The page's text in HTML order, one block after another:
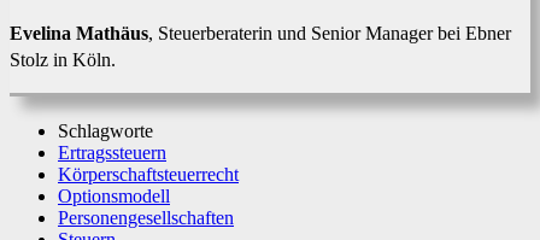
Evelina Mathäus, Steuerberaterin und Senior Manager bei Ebner
Stolz in Köln.
Schlagworte
Ertragssteuern
Körperschaftsteuerrecht
Optionsmodell
Personengesellschaften